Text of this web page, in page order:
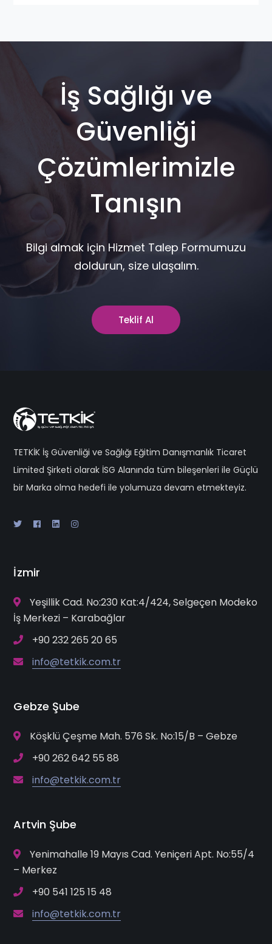
İş Sağlığı ve
Güvenliği
Çözümlerimizle
Tanışın
Bilgi almak için Hizmet Talep Formumuzu
doldurun, size ulaşalım.
Teklif Al
TETKİK İş Güvenliği ve Sağlığı Eğitim Danışmanlık Ticaret
Limited Şirketi olarak İSG Alanında tüm bileşenleri ile Güçlü
bir Marka olma hedefi ile yolumuza devam etmekteyiz.
İzmir
Yeşillik Cad. No:230 Kat:4/424, Selgeçen Modeko
İş Merkezi – Karabağlar
+90 232 265 20 65
info@tetkik.com.tr
Gebze Şube
Köşklü Çeşme Mah. 576 Sk. No:15/B – Gebze
+90 262 642 55 88
info@tetkik.com.tr
Artvin Şube
Yenimahalle 19 Mayıs Cad. Yeniçeri Apt. No:55/4
– Merkez
+90 541 125 15 48
info@tetkik.com.tr